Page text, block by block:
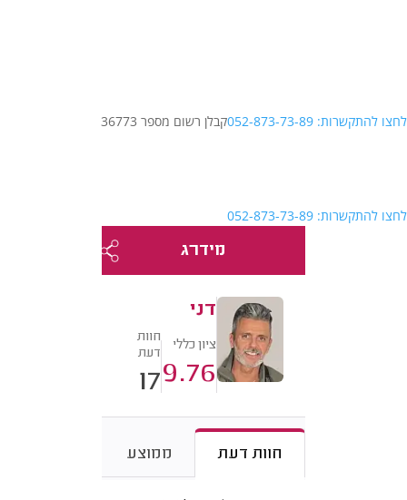
לחצו להתקשרות: 052-873-73-89 קבלן רשום מספר 36773
לחצו להתקשרות: 052-873-73-89